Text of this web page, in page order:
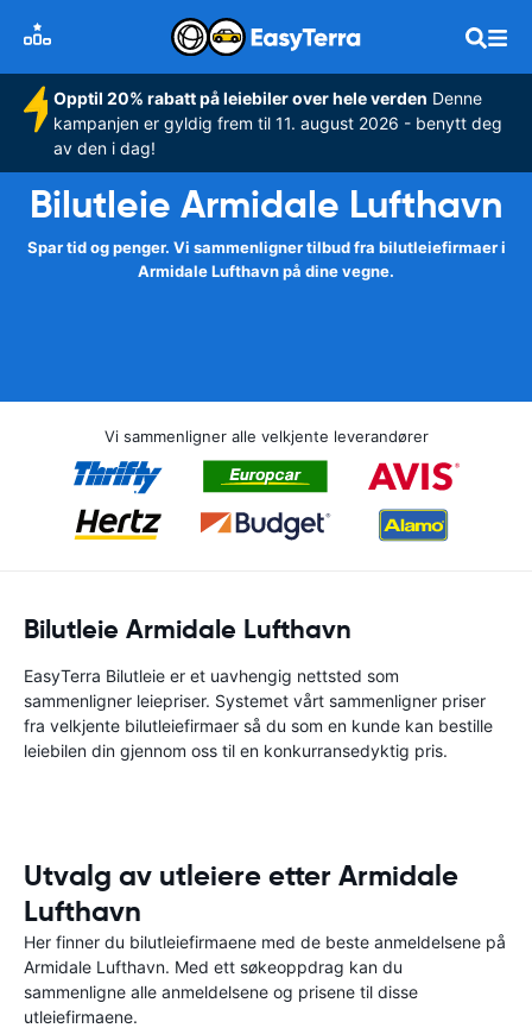
Opptil 20% rabatt på leiebiler over hele verden Denne
kampanjen er gyldig frem til 11. august 2026 - benytt deg
av den i dag!
Bilutleie Armidale Lufthavn
Spar tid og penger. Vi sammenligner tilbud fra bilutleiefirmaer i
Armidale Lufthavn på dine vegne.
Vi sammenligner alle velkjente leverandører
Bilutleie Armidale Lufthavn
EasyTerra Bilutleie er et uavhengig nettsted som
sammenligner leiepriser. Systemet vårt sammenligner priser
fra velkjente bilutleiefirmaer så du som en kunde kan bestille
leiebilen din gjennom oss til en konkurransedyktig pris.
Utvalg av utleiere etter Armidale
Lufthavn
Her finner du bilutleiefirmaene med de beste anmeldelsene på
Armidale Lufthavn. Med ett søkeoppdrag kan du
sammenligne alle anmeldelsene og prisene til disse
utleiefirmaene.